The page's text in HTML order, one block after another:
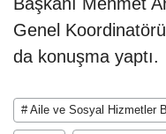
Genel
da konuşma yaptı.
# Aile ve Sosyal Hizmetler